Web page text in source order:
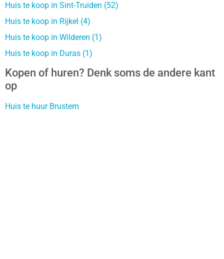
Huis te koop in Sint-Truiden (52)
Huis te koop in Rijkel (4)
Huis te koop in Wilderen (1)
Huis te koop in Duras (1)
Kopen of huren? Denk soms de andere kant
op
Huis te huur Brustem